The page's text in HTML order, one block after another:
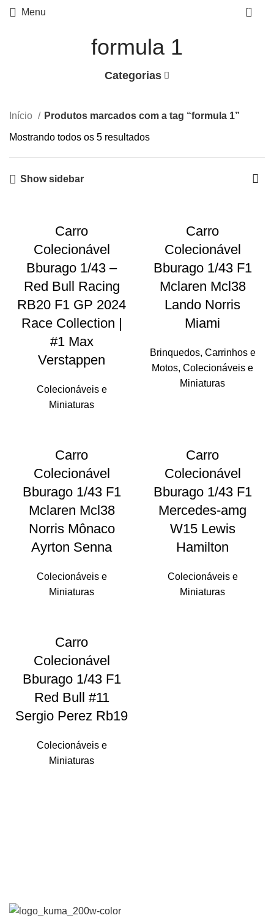
Menu 0
formula 1
Categorias
Início Produtos marcados com a tag “formula 1”
Mostrando todos os 5 resultados
Show sidebar
Carro
Colecionável
Bburago 1/43 –
Red Bull Racing
RB20 F1 GP 2024
Race Collection |
#1 Max
Verstappen
Colecionáveis e
Miniaturas
Carro
Colecionável
Bburago 1/43 F1
Mclaren Mcl38
Lando Norris
Miami
Brinquedos, Carrinhos e
Motos, Colecionáveis e
Miniaturas
Carro
Colecionável
Bburago 1/43 F1
Mclaren Mcl38
Norris Mônaco
Ayrton Senna
Colecionáveis e
Miniaturas
Carro
Colecionável
Bburago 1/43 F1
Mercedes-amg
W15 Lewis
Hamilton
Colecionáveis e
Miniaturas
Carro
Colecionável
Bburago 1/43 F1
Red Bull #11
Sergio Perez Rb19
Colecionáveis e
Miniaturas